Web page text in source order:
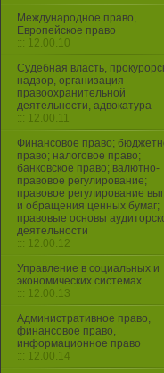
Международное право,
Европейское право
::: 12.00.10
Судебная власть,
надзор, организация
правоохранительной
деятельности, адвокатура
::: 12.00.11
Финансовое право;
право; налоговое право;
банковское право; валютно-
правовое регулирование;
правовое регулирование
и обращения ценных бумаг;
правовые основы
деятельности
::: 12.00.12
Управление в социальных и
экономических системах
::: 12.00.13
Административное право,
финансовое право,
информационное право
::: 12.00.14